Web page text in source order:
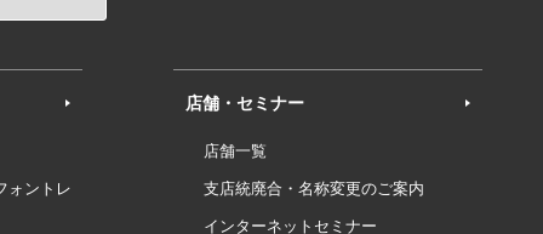
ォントレ
店舗・セミナー
店舗一覧
支店統廃合・名称変更のご案内
インターネットセミナー